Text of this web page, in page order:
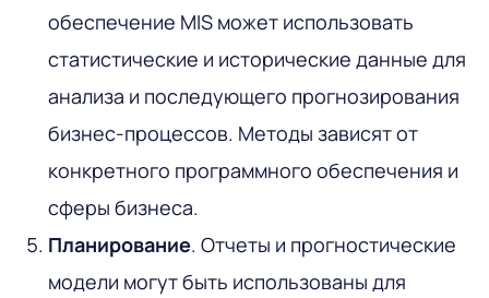
обеспечение MIS может использовать
статистические и исторические данные для
анализа и последующего прогнозирования
бизнес-процессов. Методы зависят от
конкретного программного обеспечения и
сферы бизнеса.
Планирование. Отчеты и прогностические
модели могут быть использованы для